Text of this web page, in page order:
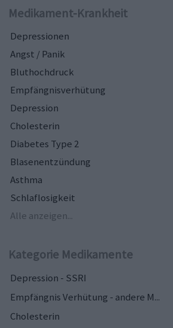
Medikament-Krankheit
Depressionen
Angst / Panik
Bluthochdruck
Empfängnisverhütung
Depression
Cholesterin
Diabetes Type 2
Blasenentzündung
Asthma
Schlaflosigkeit
Alle anzeigen...
Kategorie Medikamente
Depression - SSRI
Empfängnis Verhütung - andere M...
Cholesterin